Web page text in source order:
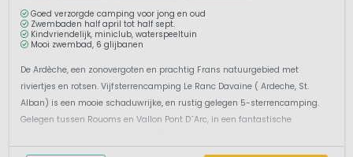
Goed verzorgde camping voor jong en oud
Zwembaden half april tot half sept.
Kindvriendelijk, miniclub, waterspeeltuin
Mooi zwembad, 6 glijbanen
De Ardèche, een zonovergoten en prachtig Frans natuurgebied met
riviertjes en rotsen. Vijfsterrencamping Le Ranc Davaine ( Ardeche, St.
Alban) is een mooie schaduwrijke, en rustig gelegen 5-sterrencamping.
Gelegen tussen Rouoms en Vallon Pont D´Arc, in een fantastische